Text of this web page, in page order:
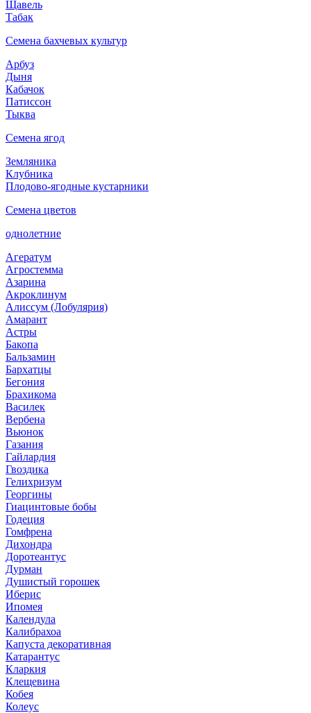
Щавель
Табак
Семена бахчевых культур
Арбуз
Дыня
Кабачок
Патиссон
Тыква
Семена ягод
Земляника
Клубника
Плодово-ягодные кустарники
Семена цветов
однолетние
Агератум
Агростемма
Азарина
Акроклинум
Алиссум (Лобулярия)
Амарант
Астры
Бакопа
Бальзамин
Бархатцы
Бегония
Брахикома
Василек
Вербена
Вьюнок
Газания
Гайлардия
Гвоздика
Гелихризум
Георгины
Гиацинтовые бобы
Годеция
Гомфрена
Дихондра
Доротеантус
Дурман
Душистый горошек
Иберис
Ипомея
Календула
Калибрахоа
Капуста декоративная
Катарантус
Кларкия
Клещевина
Кобея
Колеус